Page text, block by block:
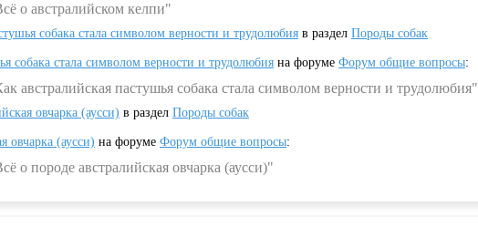
о австралийском келпи"
собака стала символом верности и трудолюбия в раздел Породы собак
собака стала символом верности и трудолюбия на форуме Форум общие вопросы:
австралийская пастушья собака стала символом верности и трудолюбия"
овчарка (аусси) в раздел Породы собак
овчарка (аусси) на форуме Форум общие вопросы:
о породе австралийская овчарка (аусси)"